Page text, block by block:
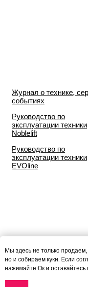
Журнал о технике,
событиях
Руководство по
эксплуатации техники
Noblelift
Руководство по
эксплуатации техники
EVOline
информационные
определяемой
Мы здесь не только
но и собираем куки. Если
нажимайте Ок и оставайтесь